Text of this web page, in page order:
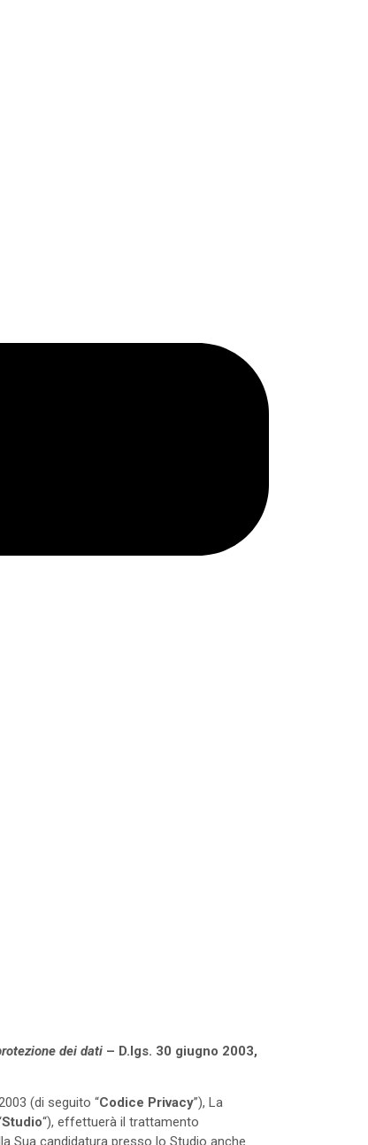
dei dati – D.lgs. 30 giugno 2003,
(di seguito “Codice Privacy”), La
Studio“), effettuerà il trattamento
Sua candidatura presso lo Studio anche